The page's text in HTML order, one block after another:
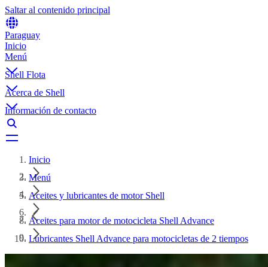
Saltar al contenido principal
Paraguay
Inicio
Menú
Shell Flota
Acerca de Shell
Información de contacto
Inicio
Menú
Aceites y lubricantes de motor Shell
Aceites para motor de motocicleta Shell Advance
Lubricantes Shell Advance para motocicletas de 2 tiempos